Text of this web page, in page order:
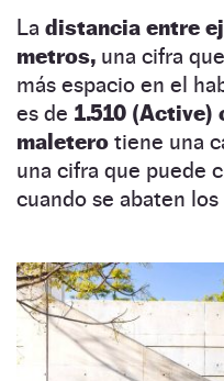
La distancia entre
metros, una cifra
más espacio en el
es de 1.510 (Active)
maletero tiene una
una cifra que puede
cuando se abaten